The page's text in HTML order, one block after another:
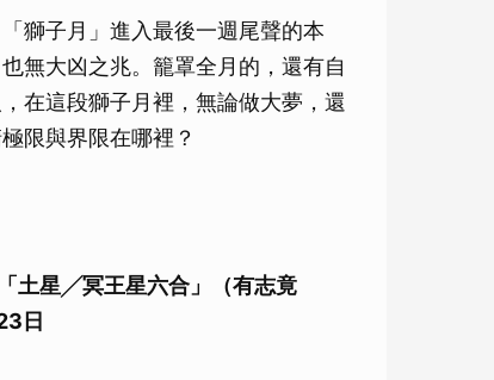
獅子月」進入最後一週尾聲的本
無大凶之兆。籠罩全月的，還有自
在這段獅子月裡，無論做大夢，還
限與界限在哪裡？
土星╱冥王星六合」（有志竟
日